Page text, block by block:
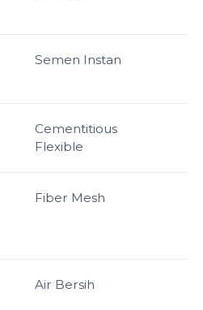
Semen Instan
Cementitious
Flexible
Fiber Mesh
Air Bersih